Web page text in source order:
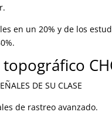
en un 20% y de los
DE SU CLASE
de rastreo avanzado.